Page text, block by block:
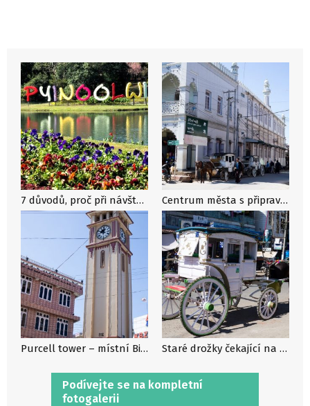
Podívejte se na kompletní
fotogalerii
7 důvodů, proč při návštěvě Myanmaru nevynechat koloniální Pyin Oo Lwin Centrum města s připravenými kočáry, Pyin Oo Lwin, Myanmar
Purcell tower – místní Big Ben, Pyin Oo Lwin, Myanmar Staré drožky čekající na zákazníky, Pyin Oo Lwin, Myanmar